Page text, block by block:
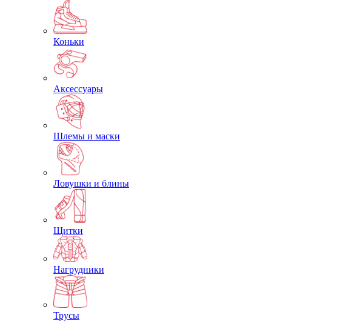
Коньки
Аксессуары
Шлемы и маски
Ловушки и блины
Щитки
Нагрудники
Трусы